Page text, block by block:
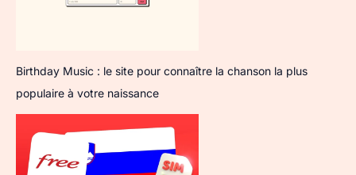
Birthday Music : le site pour connaître la chanson la plus
populaire à votre naissance